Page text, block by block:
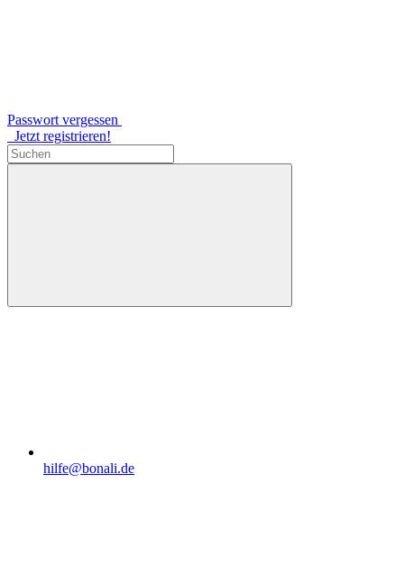
Passwort vergessen
Jetzt registrieren!
hilfe@bonali.de